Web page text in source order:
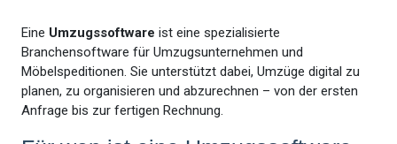
Eine Umzugssoftware ist eine spezialisierte
Branchensoftware für Umzugsunternehmen und
Möbelspeditionen. Sie unterstützt dabei, Umzüge digital zu
planen, zu organisieren und abzurechnen – von der ersten
Anfrage bis zur fertigen Rechnung.